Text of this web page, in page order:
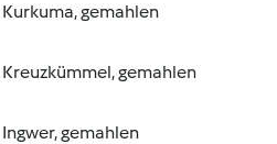
Kurkuma, gemahlen
Kreuzkümmel, gemahlen
Ingwer, gemahlen